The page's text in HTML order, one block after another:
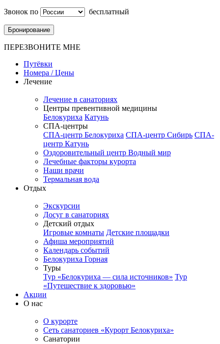
Звонок по
бесплатный
Бронирование
ПЕРЕЗВОНИТЕ МНЕ
Путёвки
Номера / Цены
Лечение
Лечение в санаториях
Центры превентивной медицины
Белокуриха Катунь
СПА-центры
СПА-центр Белокуриха СПА-центр Сибирь СПА-
центр Катунь
Оздоровительный центр Водный мир
Лечебные факторы курорта
Наши врачи
Термальная вода
Отдых
Экскурсии
Досуг в санаториях
Детский отдых
Игровые комнаты Детские площадки
Афиша мероприятий
Календарь событий
Белокуриха Горная
Туры
Тур «Белокуриха — сила источников» Тур
«Путешествие к здоровью»
Акции
О нас
О курорте
Сеть санаториев «Курорт Белокуриха»
Санатории